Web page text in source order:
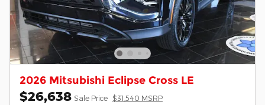
2026 Mitsubishi Eclipse Cross LE
$26,638 Sale Price $31,540 MSRP